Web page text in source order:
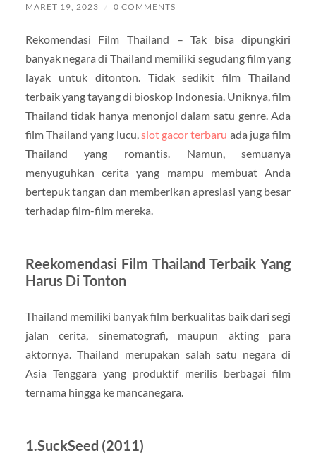
MARET 19, 2023 / 0 COMMENTS
Rekomendasi Film Thailand – Tak bisa dipungkiri
banyak negara di Thailand memiliki segudang film yang
layak untuk ditonton. Tidak sedikit film Thailand
terbaik yang tayang di bioskop Indonesia. Uniknya, film
Thailand tidak hanya menonjol dalam satu genre. Ada
film Thailand yang lucu,slot gacor terbaru ada juga film
Thailand yang romantis. Namun, semuanya
menyuguhkan cerita yang mampu membuat Anda
bertepuk tangan dan memberikan apresiasi yang besar
terhadap film-film mereka.
Reekomendasi Film Thailand Terbaik Yang
Harus Di Tonton
Thailand memiliki banyak film berkualitas baik dari segi
jalan cerita, sinematografi, maupun akting para
aktornya. Thailand merupakan salah satu negara di
Asia Tenggara yang produktif merilis berbagai film
ternama hingga ke mancanegara.
1.SuckSeed (2011)